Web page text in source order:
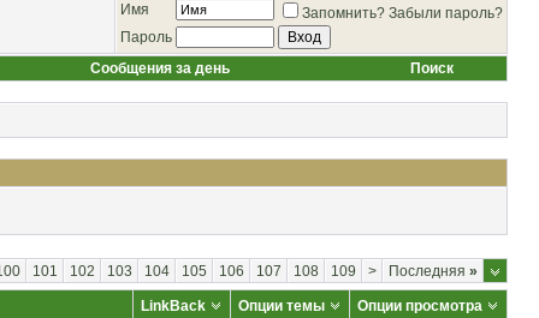
Имя Запомнить? Забыли пароль?
Пароль
Сообщения за день Поиск
101 102 103 104 105 106 107 108 109 > Последняя »
LinkBack Опции темы
Опции просмотра